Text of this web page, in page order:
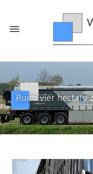
Ruim vier hectare